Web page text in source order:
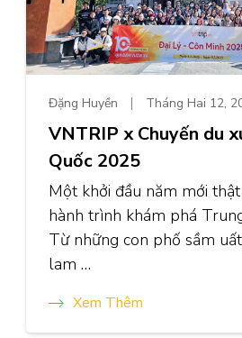
Đặng Huyền Tháng Hai 12,
VNTRIP x Chuyến du
Quốc 2025
Một khởi đầu năm mới
hành trình khám phá
Từ những con phố sầm
lam …
Xem Thêm